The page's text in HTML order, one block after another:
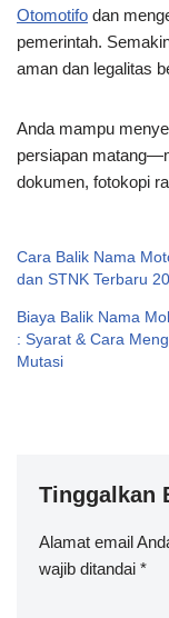
Otomotifo dan
pemerintah.
aman dan legalitas
Anda mampu
persiapan
dokumen, fotokopi
Cara Balik Nama
dan STNK Terbaru
Biaya Balik Nama
: Syarat & Cara
Mutasi
Tinggalkan
Alamat email
wajib ditandai *
A
lt